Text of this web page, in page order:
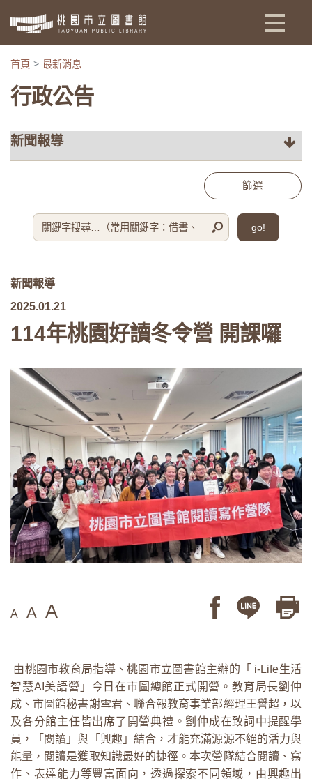
:::
首頁 最新消息
行政公告
篩選
go!
新聞報導
2025.01.21
114年桃園好讀冬令營 開課囉
A A A
由桃園市教育局指導、桃園市立圖書館主辦的「 i-Life生活
智慧AI美語營」今日在市圖總館正式開營。教育局長劉仲
成、市圖館秘書謝雪君、聯合報教育事業部經理王譽超，以
及各分館主任皆出席了開營典禮。劉仲成在致詞中提醒學
員，「閱讀」與「興趣」結合，才能充滿源源不絕的活力與
能量，閱讀是獲取知識最好的捷徑。本次營隊結合閱讀、寫
作、表達能力等豐富面向，透過探索不同領域，由興趣出